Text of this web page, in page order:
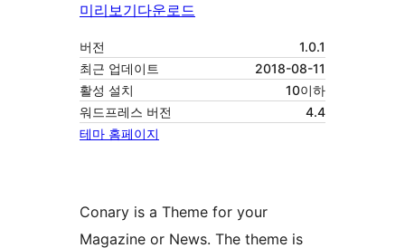
미리보기다운로드
버전
1.0.1
최근 업데이트
2018-08-11
활성 설치
10이하
워드프레스 버전
4.4
테마 홈페이지
Conary is a Theme for your
Magazine or News. The theme is